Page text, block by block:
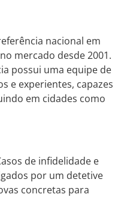
nacional em
mercado desde 2001.
possui uma equipe de
e experientes, capazes
em cidades como
de infidelidade e
por um detetive
concretas para